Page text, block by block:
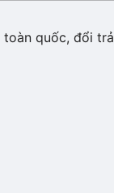
toàn quốc, đổi trả